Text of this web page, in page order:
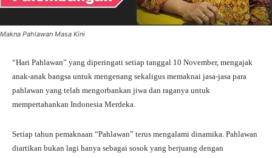
Makna Pahlawan Masa Kini​
“Hari Pahlawan” yang diperingati setiap tanggal 10 November, mengajak
anak-anak bangsa untuk mengenang sekaligus memaknai jasa-jasa para
pahlawan yang telah mengorbankan jiwa dan raganya untuk
mempertahankan Indonesia Merdeka.
Setiap tahun pemaknaan “Pahlawan” terus mengalami dinamika. Pahlawan
diartikan bukan lagi hanya sebagai sosok yang berjuang dengan